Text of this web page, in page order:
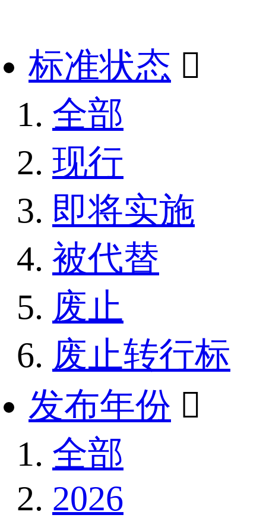
标准状态 
全部
现行
即将实施
被代替
废止
废止转行标
发布年份 
全部
2026